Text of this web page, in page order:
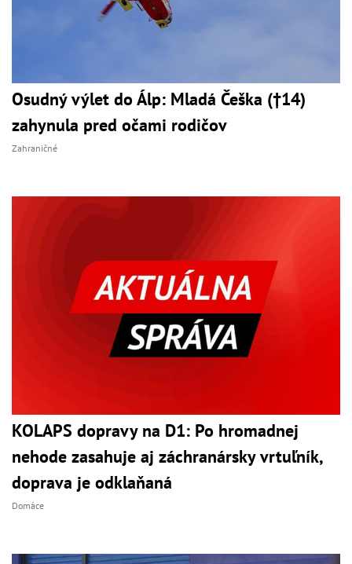
Osudný výlet do Álp: Mladá Češka (†14)
zahynula pred očami rodičov
Zahraničné
KOLAPS dopravy na D1: Po hromadnej
nehode zasahuje aj záchranársky vrtuľník,
doprava je odklaňaná
Domáce